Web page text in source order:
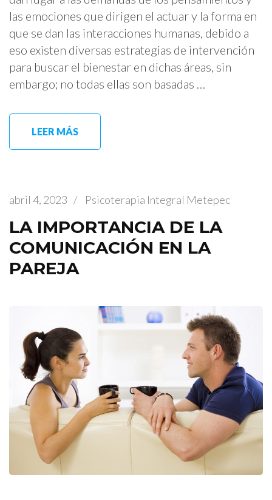
las emociones que dirigen el actuar y la forma en
que se dan las interacciones humanas, debido a
eso existen diversas estrategias de intervención
para buscar el bienestar en dichas áreas, sin
embargo; no todas ellas son basadas …
LEER MÁS
abril 4, 2023 / Psicoterapia Integral Metepec
LA IMPORTANCIA DE LA
COMUNICACIÓN EN LA
PAREJA